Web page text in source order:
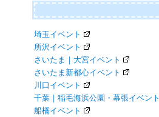
埼玉イベント
所沢イベント
さいたま｜大宮イベント
さいたま新都心イベント
川口イベント
千葉｜稲毛海浜公園・幕張イベント
船橋イベント